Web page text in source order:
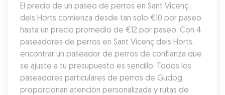
El precio de un paseo de perros en Sant Vicenç
dels Horts comienza desde tan solo €10 por paseo
hasta un precio promedio de €12 por paseo. Con 4
paseadores de perros en Sant Vicenç dels Horts,
encontrar un paseador de perros de confianza que
se ajuste a tu presupuesto es sencillo. Todos los
paseadores particulares de perros de Gudog
proporcionan atención personalizada y rutas de